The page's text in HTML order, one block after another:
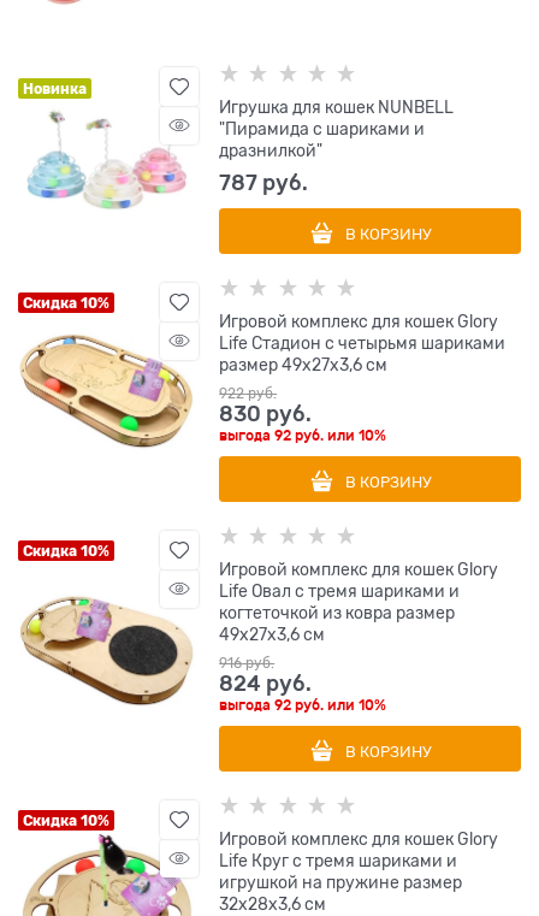
Новинка
Игрушка для кошек NUNBELL
"Пирамида с шариками и
дразнилкой"
787 руб.
В КОРЗИНУ
Скидка 10%
Игровой комплекс для кошек Glory
Life Стадион с четырьмя шариками
размер 49х27х3,6 см
922 руб.
830 руб.
выгода92 руб. или10%
В КОРЗИНУ
Скидка 10%
Игровой комплекс для кошек Glory
Life Овал с тремя шариками и
когтеточкой из ковра размер
49х27х3,6 см
916 руб.
824 руб.
выгода92 руб. или10%
В КОРЗИНУ
Скидка 10%
Игровой комплекс для кошек Glory
Life Круг с тремя шариками и
игрушкой на пружине размер
32х28х3,6 см